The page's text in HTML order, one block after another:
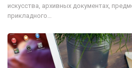
искусства, архивных документах,
прикладного…